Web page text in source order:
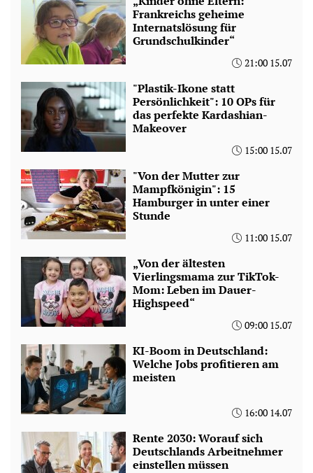
Frankreichs geheime
Internatslösung für
Grundschulkinder“
21:00 15.07
"Plastik-Ikone statt
Persönlichkeit": 10 OPs für
das perfekte Kardashian-
Makeover
15:00 15.07
"Von der Mutter zur
Mampfkönigin": 15
Hamburger in unter einer
Stunde
11:00 15.07
„Von der ältesten
Vierlingsmama zur TikTok-
Mom: Leben im Dauer-
Highspeed“
09:00 15.07
KI-Boom in Deutschland:
Welche Jobs profitieren am
meisten
16:00 14.07
Rente 2030: Worauf sich
Deutschlands Arbeitnehmer
einstellen müssen